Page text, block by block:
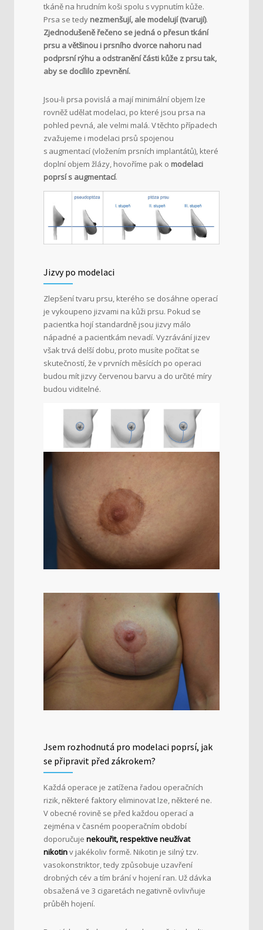
tkáně na hrudním koši spolu s vypnutím kůže.
Prsa se tedy nezmenšují, ale modelují (tvarují).
Zjednodušeně řečeno se jedná o přesun tkání
prsu a většinou i prsního dvorce nahoru nad
podprsní rýhu a odstranění části kůže z prsu tak,
aby se docílilo zpevnění.
Jsou-li prsa povislá a mají minimální objem lze
rovněž udělat modelaci, po které jsou prsa na
pohled pevná, ale velmi malá. V těchto případech
zvažujeme i modelaci prsů spojenou
s augmentací (vložením prsních implantátů), které
doplní objem žlázy, hovoříme pak o modelaci
poprsí s augmentací.
Jizvy po modelaci
Zlepšení tvaru prsu, kterého se dosáhne operací
je vykoupeno jizvami na kůži prsu. Pokud se
pacientka hojí standardně jsou jizvy málo
nápadné a pacientkám nevadí. Vyzrávání jizev
však trvá delší dobu, proto musíte počítat se
skutečností, že v prvních měsících po operaci
budou mít jizvy červenou barvu a do určité míry
budou viditelné.
Jsem rozhodnutá pro modelaci poprsí, jak
se připravit před zákrokem?
Každá operace je zatížena řadou operačních
rizik, některé faktory eliminovat lze, některé ne.
V obecné rovině se před každou operací a
zejména v časném pooperačním období
doporučuje nekouřit, respektive neužívat
nikotinv jakékoliv formě. Nikotin je silný tzv.
vasokonstriktor, tedy způsobuje uzavření
drobných cév a tím brání v hojení ran. Už dávka
obsažená ve 3 cigaretách negativně ovlivňuje
průběh hojení.